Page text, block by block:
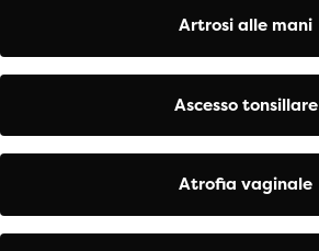
Artrosi alle mani
Ascesso tonsillare
Atrofia vaginale